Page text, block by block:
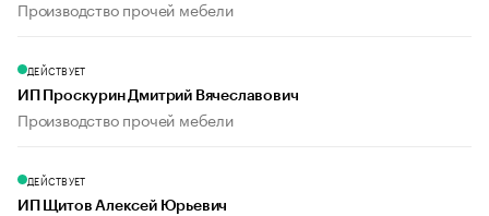
Производство прочей мебели
ДЕЙСТВУЕТ
ИП Проскурин Дмитрий Вячеславович
Производство прочей мебели
ДЕЙСТВУЕТ
ИП Щитов Алексей Юрьевич